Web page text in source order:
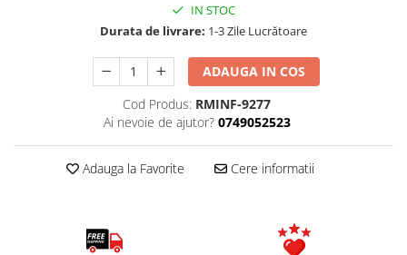
IN STOC
Durata de livrare: 1-3 Zile Lucrătoare
ADAUGA IN COS
Cod Produs: RMINF-9277
Ai nevoie de ajutor? 0749052523
Adauga la Favorite Cere informatii